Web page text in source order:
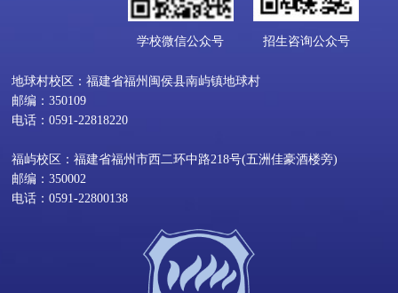
学校微信公众号 招生咨询公众号
地球村校区：福建省福州闽侯县南屿镇地球村
邮编：350109
电话：0591-22818220
福屿校区：福建省福州市西二环中路218号(五洲佳豪酒楼旁)
邮编：350002
电话：0591-22800138